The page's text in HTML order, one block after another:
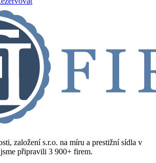
založení s.r.o. na míru a prestižní sídla v
připravili 3 900+ firem.